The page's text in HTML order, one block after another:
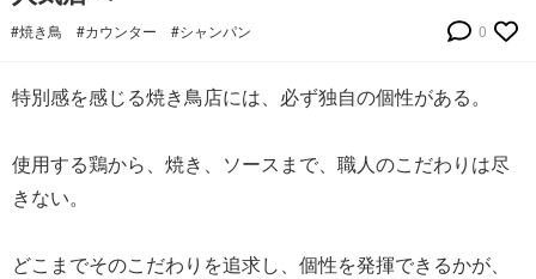
#焼き鳥 #カウンター #シャンパン 0
特別感を感じる焼き鳥店には、必ず独自の個性がある。
使用する鶏から、焼き、ソースまで、職人のこだわりは尽
きない。
どこまでそのこだわりを追求し、個性を発揮できるかが、